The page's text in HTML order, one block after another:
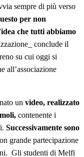
sempre di più verso
per non
che tutti abbiamo
conclude il
su cui oggi si
all’associazione
un video, realizzato
contenente i
Successivamente sono
grande partecipazione
Gli studenti di Melfi